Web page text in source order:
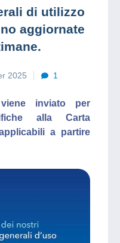
di utilizzo
aggiornate
2025
1
inviato per
alla Carta
a partire